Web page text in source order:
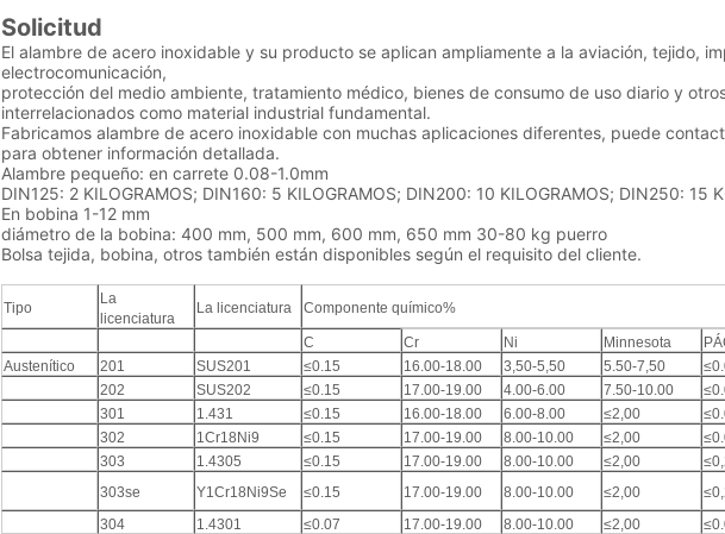
Solicitud
El alambre de acero inoxidable y su producto se aplican ampliamente a la aviación, tejido,
electrocomunicación,
protección del medio ambiente, tratamiento médico, bienes de consumo de uso diario y
interrelacionados como material industrial fundamental.
Fabricamos alambre de acero inoxidable con muchas aplicaciones diferentes, puede
para obtener información detallada.
Alambre pequeño: en carrete 0.08-1.0mm
DIN125: 2 KILOGRAMOS; DIN160: 5 KILOGRAMOS; DIN200: 10 KILOGRAMOS; DIN250: 15
En bobina 1-12 mm
diámetro de la bobina: 400 mm, 500 mm, 600 mm, 650 mm 30-80 kg puerro
Bolsa tejida, bobina, otros también están disponibles según el requisito del cliente.
Tipo
La
licenciatura
La licenciatura Componente químico%
C Cr Ni Minnesota
Austenítico
201 SUS201 ≤0.15 16.00-18.00 3,50-5,50 5.50-7,50
202
SUS202 ≤0.15 17.00-19.00 4.00-6.00 7.50-10.00
301
1.431 ≤0.15 16.00-18.00 6.00-8.00 ≤2,00
302
1Cr18Ni9 ≤0.15 17.00-19.00 8.00-10.00 ≤2,00
303
1.4305 ≤0.15 17.00-19.00 8.00-10.00 ≤2,00
303se
Y1Cr18Ni9Se ≤0.15 17.00-19.00 8.00-10.00 ≤2,00
304
1.4301 ≤0.07 17.00-19.00 8.00-10.00 ≤2,00